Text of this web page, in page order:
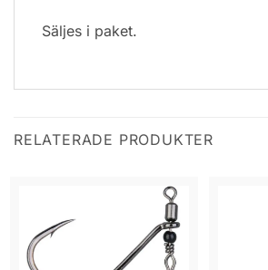
Säljes i paket.
RELATERADE PRODUKTER